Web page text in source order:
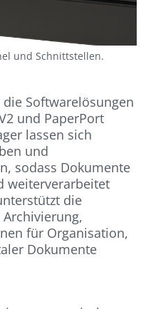
und Schnittstellen.
Softwarelösungen
und PaperPort
lassen sich
und
sodass Dokumente
weiterverarbeitet
die
für Organisation,
Dokumente